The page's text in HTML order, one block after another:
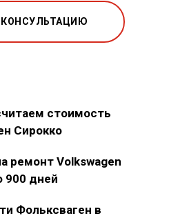
стоимость
Сирокко
ремонт Volkswagen
900 дней
Фольксваген в